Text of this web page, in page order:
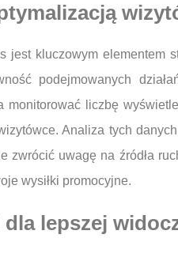
kluczowym elementem
podejmowanych
liczbę
Analiza tych
zwrócić uwagę na źródła
wysiłki promocyjne.
lepszej